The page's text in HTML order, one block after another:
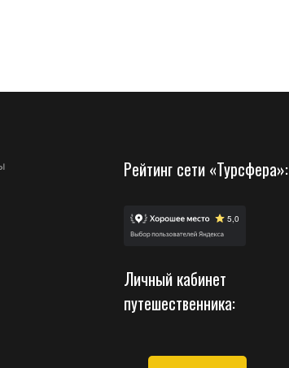
Рейтинг сети «Турсфера»:
Личный кабинет
путешественника: